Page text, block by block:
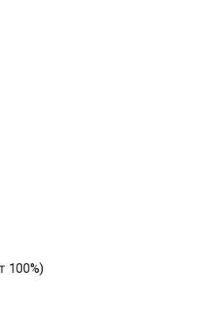
100%)